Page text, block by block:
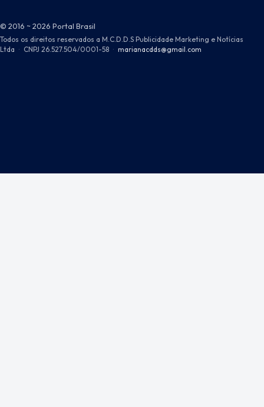
© 2016 ~ 2026 Portal Brasil
Todos os direitos reservados a M.C.D.D.S Publicidade Marketing e Notícias
Ltda · CNPJ 26.527.504/0001-58 · marianacdds@gmail.com